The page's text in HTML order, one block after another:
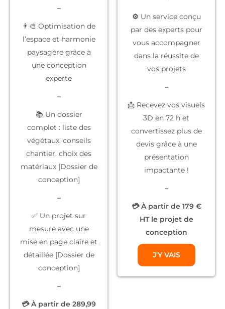
–
👨‍🎨 Optimisation de
l’espace et harmonie
paysagère grâce à
une conception
experte
–
📚 Un dossier
complet : liste des
végétaux, conseils
chantier, choix des
matériaux [Dossier de
conception]
–
✅ Un projet sur
mesureavec une
mise en page claire et
détaillée [Dossier de
conception]
–
💳 À partir de 289,99
⚙️ Un service conçu
par des expertspour
vous accompagner
dans la réussite de
vos projets
–
📩 Recevez vos visuels
3D en 72 h et
convertissez plus de
devis grâce à une
présentation
impactante !
–
💳 À partir de 179 €
HT le projet de
conception
J'Y VAIS